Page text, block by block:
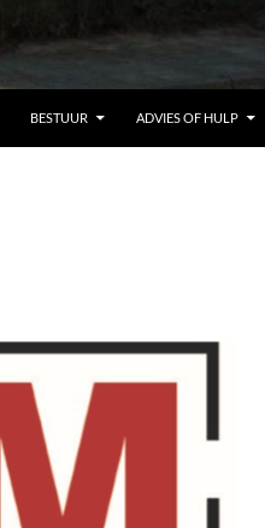
BESTUUR ADVIES OF HULP